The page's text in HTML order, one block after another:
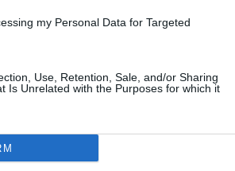
my Personal Data for Targeted
Use, Retention, Sale, and/or Sharing
Is Unrelated with the Purposes for which it